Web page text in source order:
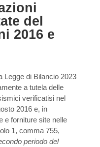
del
2016 e
Legge di Bilancio 2023
a tutela delle
verificatisi nel
2016 e, in
e forniture site nelle
1, comma 755,
periodo del